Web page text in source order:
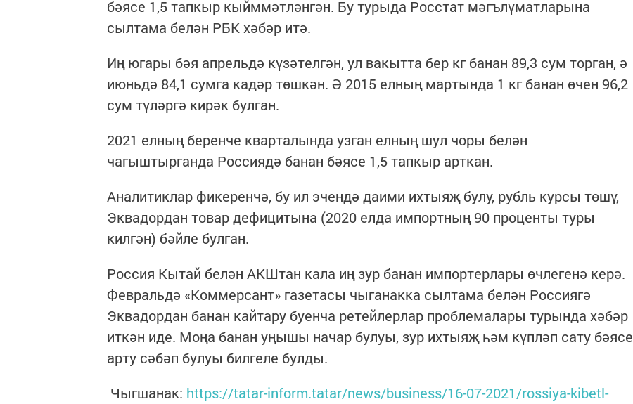
бәясе 1,5 тапкыр кыйммәтләнгән. Бу турыда Росстат мәгълүматларына
сылтама белән РБК хәбәр итә.
Иң югары бәя апрельдә күзәтелгән, ул вакытта бер кг банан 89,3 сум торган, ә
июньдә 84,1 сумга кадәр төшкән. Ә 2015 елның мартында 1 кг банан өчен 96,2
сум түләргә кирәк булган.
2021 елның беренче кварталында узган елның шул чоры белән
чагыштырганда Россиядә банан бәясе 1,5 тапкыр арткан.
Аналитиклар фикеренчә, бу ил эчендә даими ихтыяҗ булу, рубль курсы төшү,
Эквадордан товар дефицитына (2020 елда импортның 90 проценты туры
килгән) бәйле булган.
Россия Кытай белән АКШтан кала иң зур банан импортерлары өчлегенә керә.
Февральдә «Коммерсант» газетасы чыганакка сылтама белән Россиягә
Эквадордан банан кайтару буенча ретейлерлар проблемалары турында хәбәр
иткән иде. Моңа банан уңышы начар булуы, зур ихтыяҗ һәм күпләп сату бәясе
арту сәбәп булуы билгеле булды.
Чыгшанак: https://tatar-inform.tatar/news/business/16-07-2021/rossiya-kibetl-